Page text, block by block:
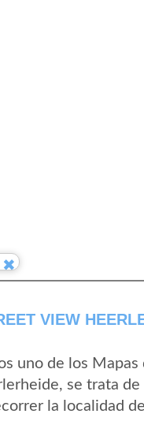
VIEW
uno de los Mapas
se trata
la localidad